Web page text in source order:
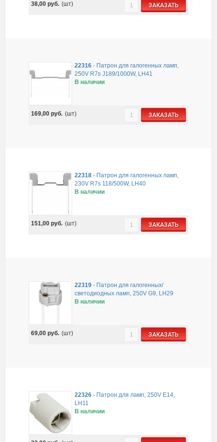
38,00 руб. (шт) ЗАКАЗАТЬ
22316 - Патрон для галогенных ламп,
250V R7s J189/1000W, LH41
В наличии
169,00 руб. (шт) ЗАКАЗАТЬ
22318 - Патрон для галогенных ламп,
230V R7s 118/500W, LH40
В наличии
151,00 руб. (шт) ЗАКАЗАТЬ
22319 - Патрон для галогенных/
светодиодных ламп, 250V G9, LH29
В наличии
69,00 руб. (шт) ЗАКАЗАТЬ
22326 - Патрон для ламп, 250V E14,
LH11
В наличии